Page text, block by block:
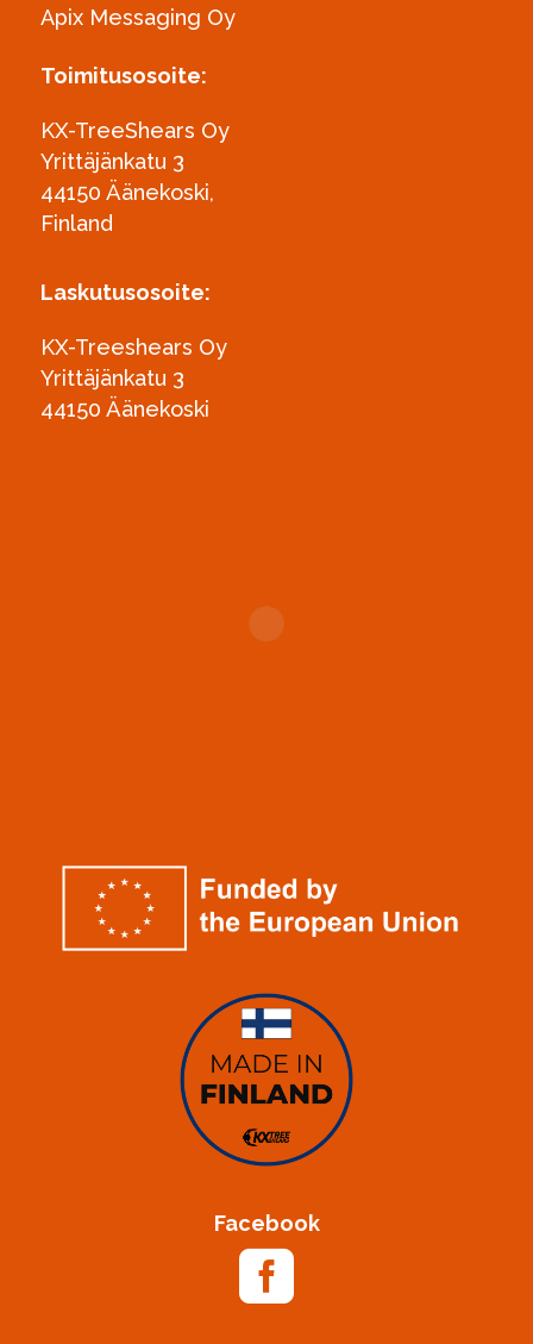
Apix Messaging Oy
Toimitusosoite:
KX-TreeShears Oy
Yrittäjänkatu 3
44150 Äänekoski,
Finland
Laskutusosoite:
KX-Treeshears Oy
Yrittäjänkatu 3
44150 Äänekoski
Facebook
